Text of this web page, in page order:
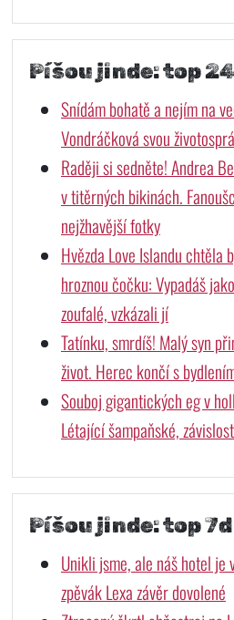
Píšou jinde: top
Snídám bohatě a nejím na
Vondráčková svou
Raději si sedněte! Andrea
v titěrných bikinách.
nejžhavější fotky
Hvězda Love Islandu chtěla
hroznou čočku: Vypadáš
zoufalé, vzkázali jí
Tatínku, smrdíš! Malý syn
život. Herec končí s
Souboj gigantických eg v
Létající šampaňské,
Píšou jinde: top 7d
Unikli jsme, ale náš hotel je
zpěvák Lexa závěr dovolené